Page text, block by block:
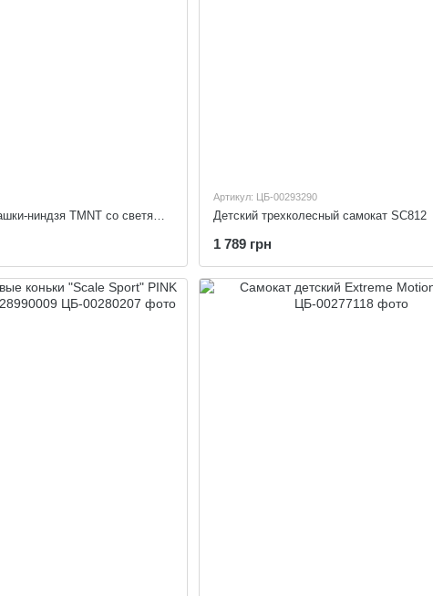
Пенни борд Черепашки-ниндзя TMNT со светящимися колесами TM2507
Артикул: ЦБ-00293290
Детский трехколесный самокат SC812
1 789 грн